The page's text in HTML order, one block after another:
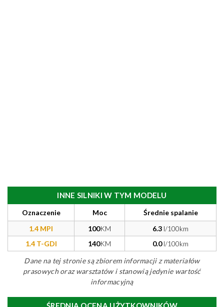
INNE SILNIKI W TYM MODELU
Oznaczenie Moc
Średnie spalanie
1.4 MPI
100KM 6.3 l/100km
1.4 T-GDI
140KM 0.0l/100km
Dane na tej stronie są zbiorem informacji z materiałów
prasowych oraz warsztatów i stanowią jedynie wartość
informacyjną